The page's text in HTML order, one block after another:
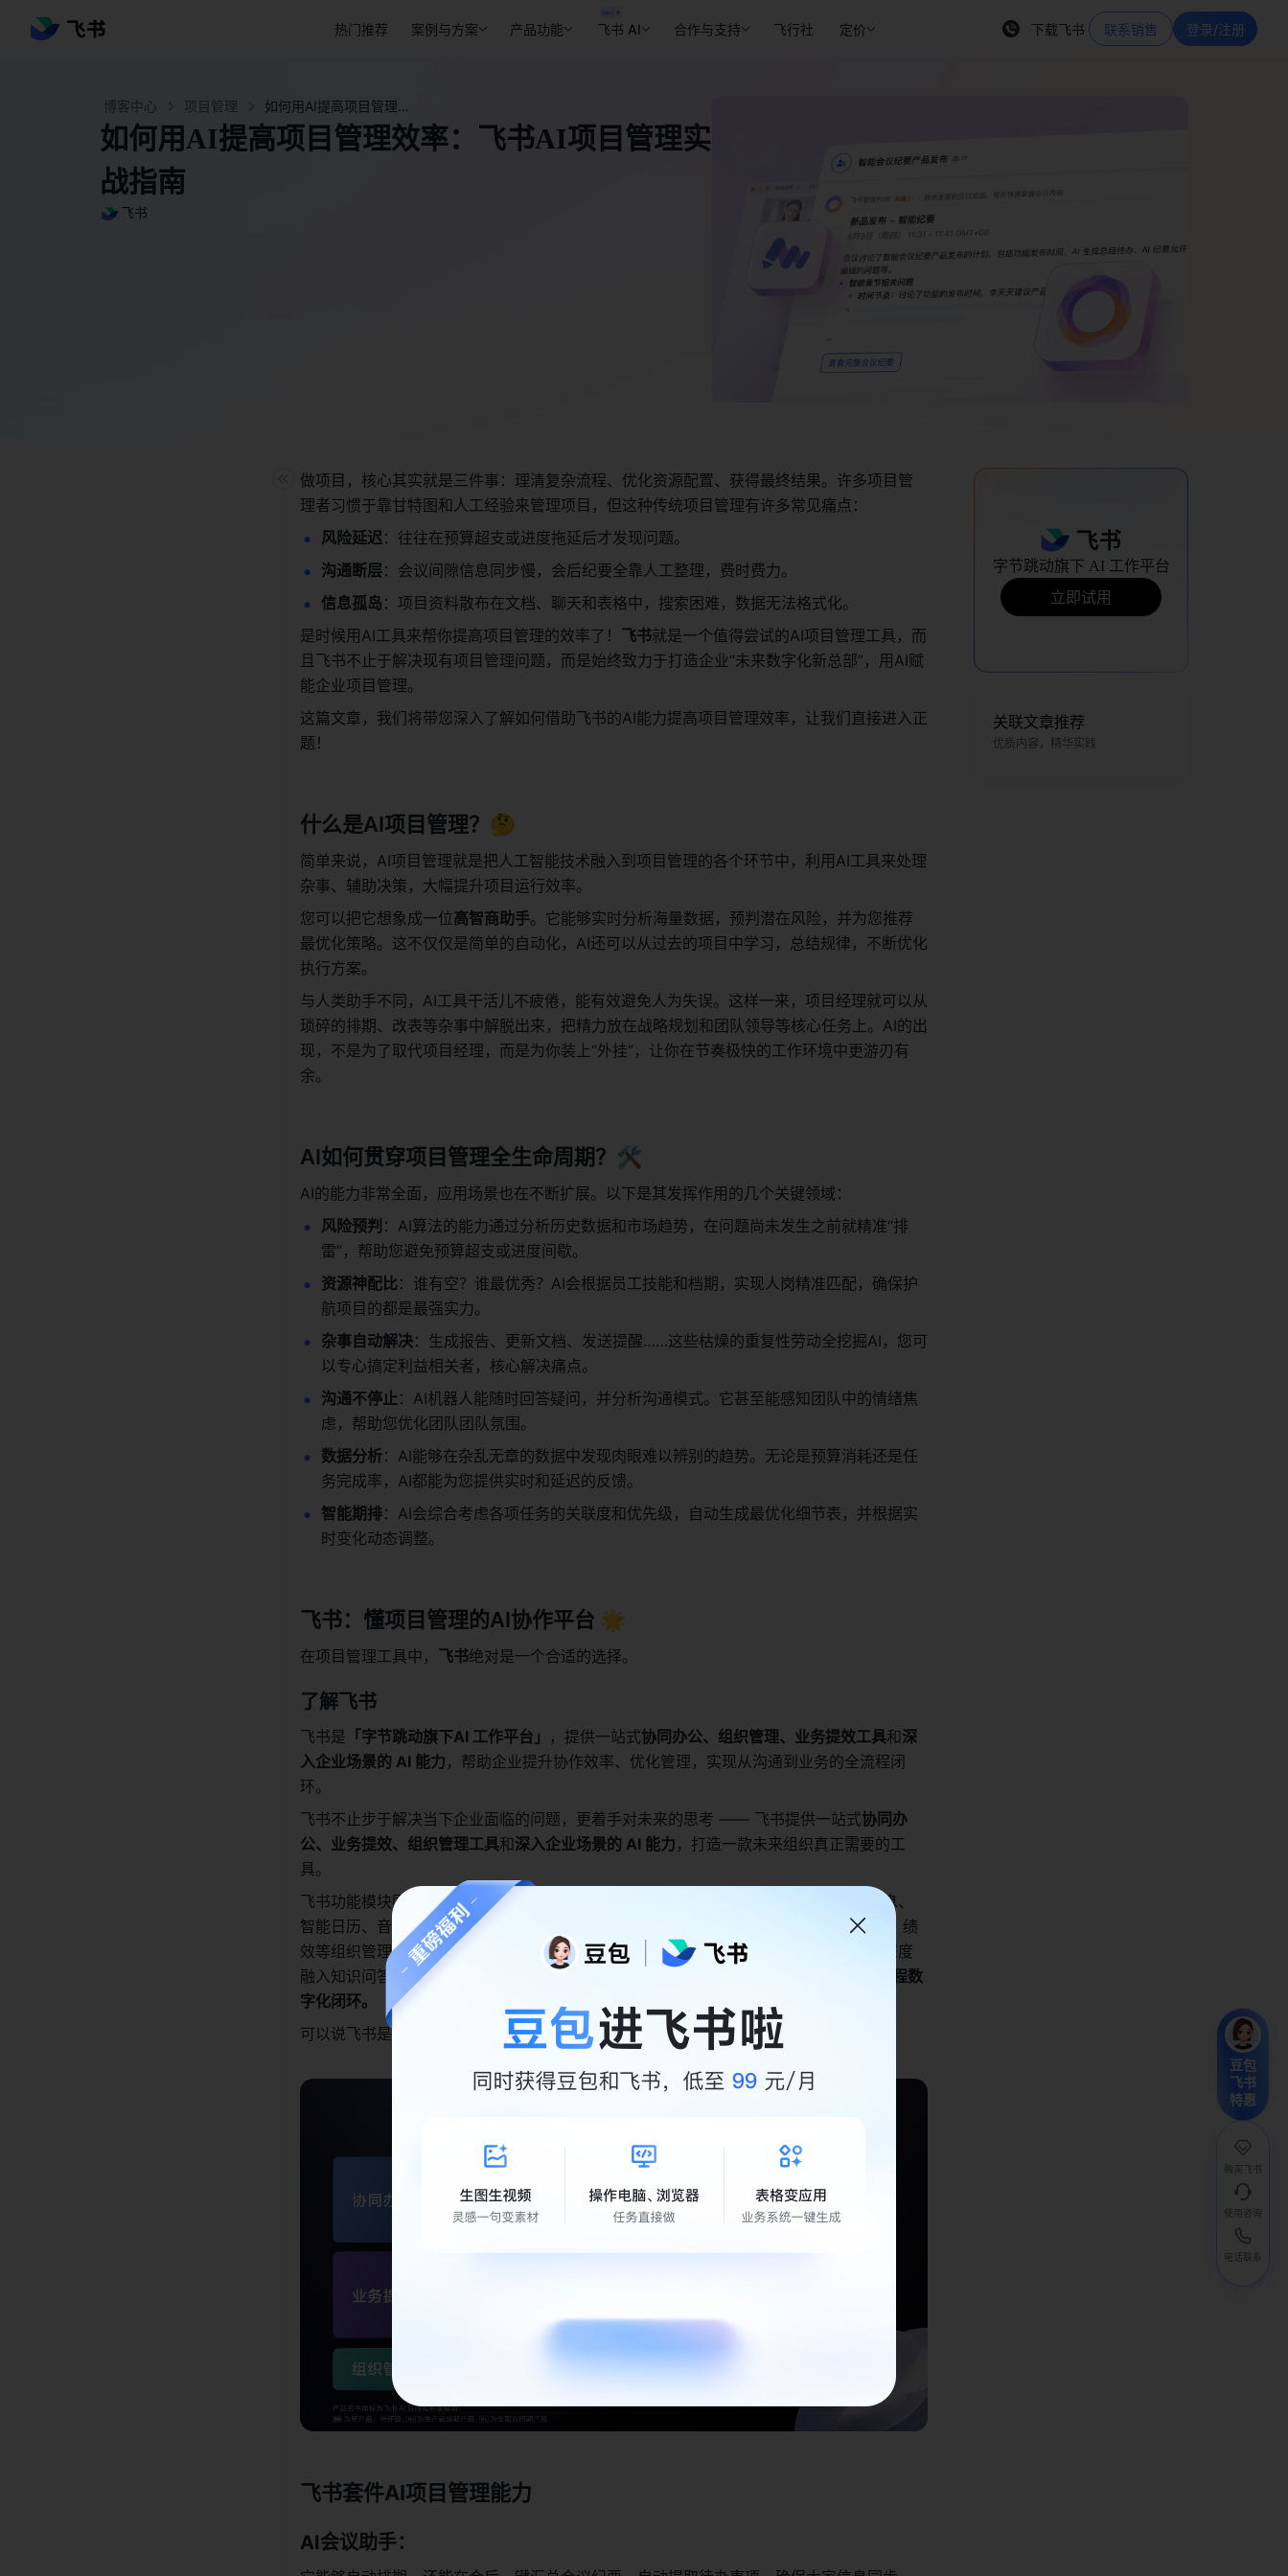
热门推荐 案例与方案 产品功能 飞书 AI 合作与支持 飞行社 定价 下载飞书 联系销售 登录/注册
博客中心 项目管理 如何用AI提高项目管理效率：飞书AI项目管理实战指南 - 飞书官网
如何用AI提高项目管理效率：飞书AI项目管理实
战指南
飞书
做项目，核心其实就是三件事：理清复杂流程、优化资源配置、获得最终结果。许多项目管
理者习惯于靠甘特图和人工经验来管理项目，但这种传统项目管理有许多常见痛点：
风险延迟 ：往往在预算超支或进度拖延后才发现问题。
沟通断层：会议间隙信息同步慢，会后纪要全靠人工整理，费时费力。
信息孤岛 ：项目资料散布在文档、聊天和表格中，搜索困难，数据无法格式化。
是时候用AI工具来帮你提高项目管理的效率了！ 飞书就是一个值得尝试的AI项目管理工具，而
且飞书不止于解决现有项目管理问题，而是始终致力于打造企业“未来数字化新总部”，用AI赋
能企业项目管理。
这篇文章，我们将带您深入了解如何借助飞书的AI能力提高项目管理效率，让我们直接进入正
题！
什么是AI项目管理？🤔
简单来说，AI项目管理就是把人工智能技术融入到项目管理的各个环节中，利用AI工具来处理
杂事、辅助决策，大幅提升项目运行效率。
您可以把它想象成一位高智商助手。它能够实时分析海量数据，预判潜在风险，并为您推荐
最优化策略。这不仅仅是简单的自动化，AI还可以从过去的项目中学习，总结规律，不断优化
执行方案。
与人类助手不同，AI工具干活儿不疲倦，能有效避免人为失误。这样一来，项目经理就可以从
琐碎的排期、改表等杂事中解脱出来，把精力放在战略规划和团队领导等核心任务上。AI的出
现，不是为了取代项目经理，而是为你装上“外挂”，让你在节奏极快的工作环境中更游刃有
余。
AI如何贯穿项目管理全生命周期？🛠️
AI的能力非常全面，应用场景也在不断扩展。以下是其发挥作用的几个关键领域：
风险预判 ：AI算法的能力通过分析历史数据和市场趋势，在问题尚未发生之前就精准“排
雷”，帮助您避免预算超支或进度间歇。
资源神配比：谁有空？谁最优秀？AI会根据员工技能和档期，实现人岗精准匹配，确保护
航项目的都是最强实力。
杂事自动解决：生成报告、更新文档、发送提醒……这些枯燥的重复性劳动全挖掘AI，您可
以专心搞定利益相关者，核心解决痛点。
沟通不停止 ：AI机器人能随时回答疑问，并分析沟通模式。它甚至能感知团队中的情绪焦
虑，帮助您优化团队团队氛围。
数据分析：AI能够在杂乱无章的数据中发现肉眼难以辨别的趋势。无论是预算消耗还是任
务完成率，AI都能为您提供实时和延迟的反馈。
智能期排：AI会综合考虑各项任务的关联度和优先级，自动生成最优化细节表，并根据实
时变化动态调整。
飞书：懂项目管理的AI协作平台 🌟
在项目管理工具中， 飞书绝对是一个合适的选择。
了解飞书
飞书是 「字节跳动旗下AI 工作平台」 ，提供一站式协同办公、组织管理、业务提效工具和深
入企业场景的 AI 能力 ，帮助企业提升协作效率、优化管理，实现从沟通到业务的全流程闭
环。
飞书不止步于解决当下企业面临的问题，更着手对未来的思考 —— 飞书提供一站式协同办
公、业务提效、组织管理工具和深入企业场景的 AI 能力 ，打造一款未来组织真正需要的工
具。
飞书功能模块围绕
「协同办公」「业务提效」「组织管理」
三大核心构建，整合即时消息、
智能日历、音视频会议、云文档、云盘、邮箱等一站式办公工具，搭配飞书 OKR、招聘、绩
效等组织管理功能，辅以多维表格、飞书项目、审批、自动化流程等业务提效工具，并深度
融入知识问答、智能会议纪要、AI Agent等 AI 能力，
实现从沟通协作到业务管理的全流程数
字化闭环。
可以说飞书是企业的“未来数字化新总部”，致力于让
“公司开在飞书上”。
点击试用飞书，开启高效企业管理协作时代
飞书套件AI项目管理能力
AI会议助手：
字节跳动旗下 AI 工作平台
立即试用
关联文章推荐
优质内容，精华实践
豆包
飞书
特惠
购买飞书
使用咨询
电话联系